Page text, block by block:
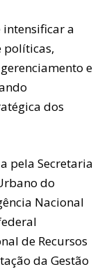
intensificar a
políticas,
e
dos
pela Secretaria
do
Nacional
de Recursos
da Gestão